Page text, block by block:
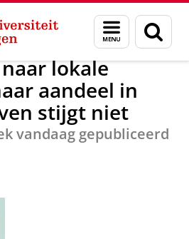
Menu
en
zoeken
Nieuwsberichten
lokale
aandeel in
stijgt niet
vandaag gepubliceerd